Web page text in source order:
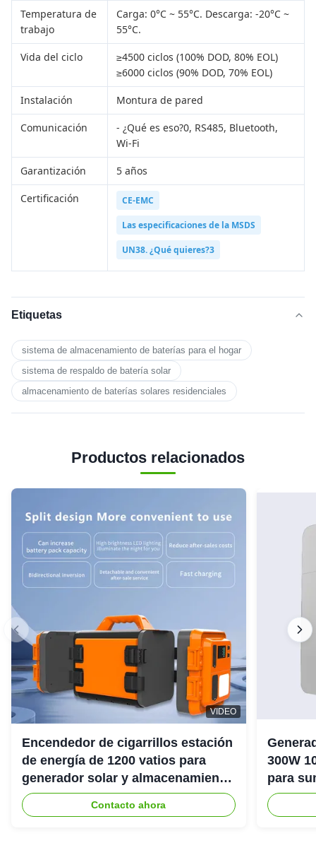
Temperatura de
trabajo
Carga: 0°C ~ 55°C. Descarga: -20°C ~
55°C.
Vida del ciclo
≥4500 ciclos (100% DOD, 80% EOL)
≥6000 ciclos (90% DOD, 70% EOL)
Instalación Montura de pared
Comunicación
- ¿Qué es eso?0, RS485, Bluetooth,
Wi-Fi
Garantización 5 años
Certificación CE-EMC
Las especificaciones de la MSDS
UN38. ¿Qué quieres?3
Etiquetas
sistema de almacenamiento de baterías para el hogar
sistema de respaldo de batería solar
almacenamiento de baterías solares residenciales
Productos relacionados
VIDEO
Encendedor de cigarrillos estación
de energía de 1200 vatios para
generador solar y almacenamiento
de energía
Contacto ahora
300W
para